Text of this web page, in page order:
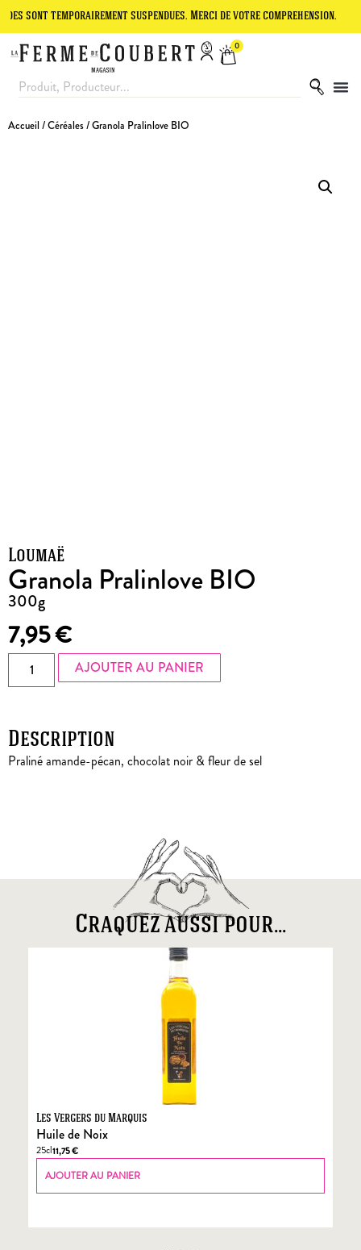
suspendues. Merci de votre compréhension. Le
0
Accueil /Céréales/ Granola Pralinlove BIO
Loumaë
Granola Pralinlove BIO
300g
7,95€
AJOUTER AU PANIER
Description
Praliné amande-pécan, chocolat noir & fleur de sel
Craquez aussi pour...
Les Vergers du Marquis
Huile de Noix
25cl11,75€
AJOUTER AU PANIER